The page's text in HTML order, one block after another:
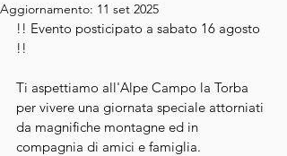
Aggiornamento: 11 set 2025
!! Evento posticipato a sabato 16 agosto
!!
Ti aspettiamo all'Alpe Campo la Torba
per vivere una giornata speciale attorniati
da magnifiche montagne ed in
compagnia di amici e famiglia.